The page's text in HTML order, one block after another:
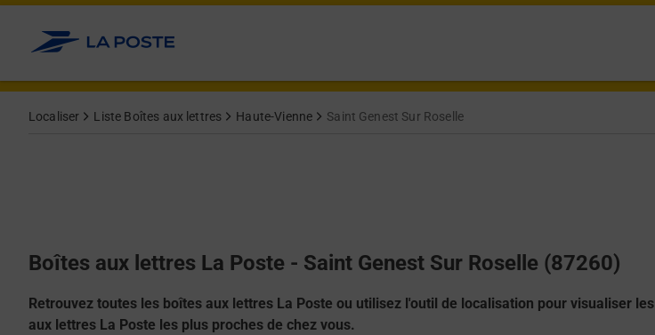
Allez au contenu
Localiser Liste Boîtes aux lettres Haute-Vienne Saint Genest Sur Roselle
Boîtes aux lettres La Poste - Saint Genest Sur Roselle (87260)
Retrouvez toutes les boîtes aux lettres La Poste ou utilisez l'outil de localisation pour visualiser
aux lettres La Poste les plus proches de chez vous.